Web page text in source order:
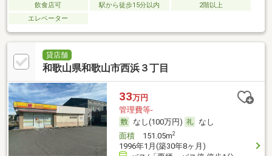
飲食店可 駅から徒歩15分以内
2階以上
エレベーター
貸店舗
和歌山県和歌山市西浜３丁目
33万円
管理費等-
なし(100万円)
なし
面積151.05m2
1996年1月(築30年8ヶ月)